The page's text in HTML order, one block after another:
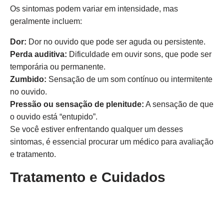
Os sintomas podem variar em intensidade, mas
geralmente incluem:
Dor: Dor no ouvido que pode ser aguda ou persistente.
Perda auditiva: Dificuldade em ouvir sons, que pode ser
temporária ou permanente.
Zumbido: Sensação de um som contínuo ou intermitente
no ouvido.
Pressão ou sensação de plenitude: A sensação de que
o ouvido está “entupido”.
Se você estiver enfrentando qualquer um desses
sintomas, é essencial procurar um médico para avaliação
e tratamento.
Tratamento e Cuidados